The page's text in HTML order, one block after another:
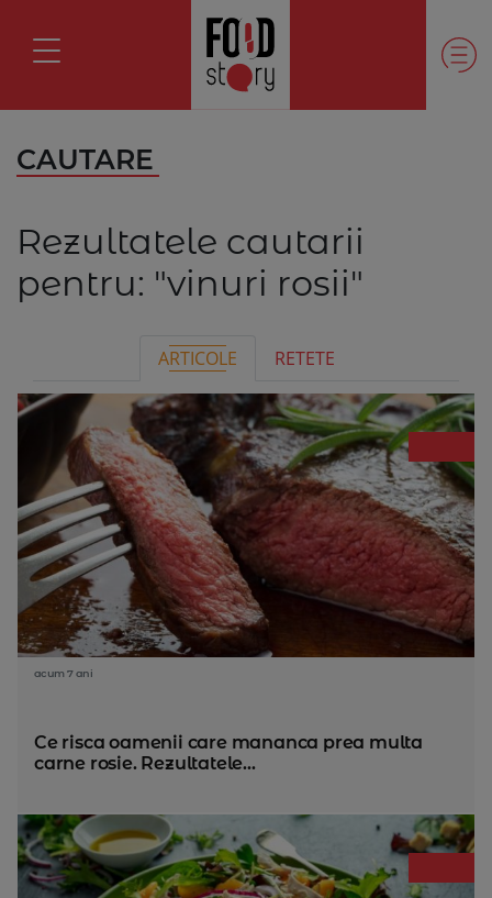
CAUTARE
Rezultatele cautarii
pentru: "vinuri rosii"
ARTICOLE RETETE
acum 7 ani
Ce risca oamenii care mananca prea multa
carne rosie. Rezultatele...